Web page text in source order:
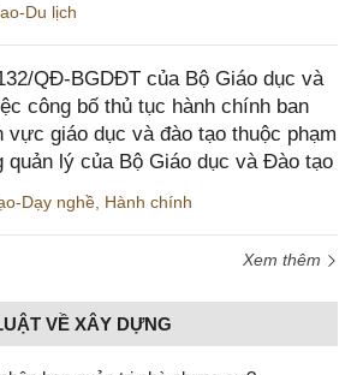
Du lịch
QĐ-BGDĐT của Bộ Giáo dục và
công bố thủ tục hành chính ban
vực giáo dục và đào tạo thuộc phạm
quản lý của Bộ Giáo dục và Đào tạo
Dạy nghề Hành chính
Xem thêm
VỀ XÂY DỰNG